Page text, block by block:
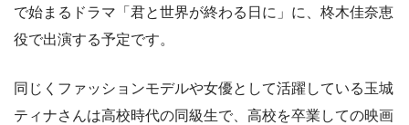
で始まるドラマ「君と世界が終わる日に」に、柊木佳奈恵
役で出演する予定です。
同じくファッションモデルや女優として活躍している玉城
ティナさんは高校時代の同級生で、高校を卒業しての映画